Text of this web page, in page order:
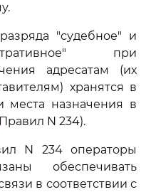
"судебное" и
при
адресатам (их
хранятся в
места назначения в
Правил N 234).
N 234 операторы
обеспечивать
в соответствии с